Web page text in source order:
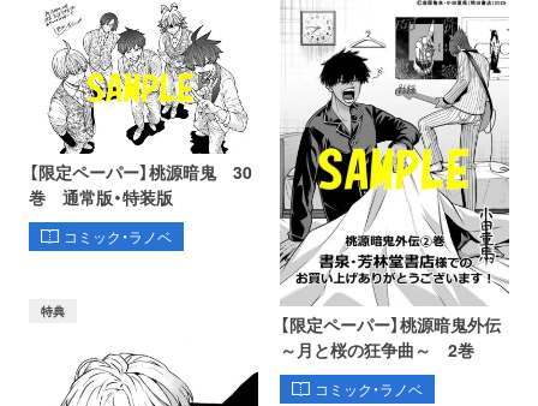
【限定ペーパー】桃源暗鬼 30
巻 通常版・特装版
コミック・ラノベ
【限定ペーパー】桃源暗鬼外伝
～月と桜の狂争曲～ 2巻
コミック・ラノベ
特典